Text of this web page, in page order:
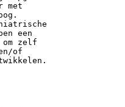
met
een
zelf
of